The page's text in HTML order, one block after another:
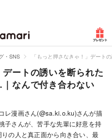
・SNS 「もっと押さなきゃ！」デート
デートの誘いを断られた
なんで付き合わない
レ漫画さん(@sa.ki.o.ku)さんが描
子さんが、苦手な先輩に好意を持
の人と真正面から向き合い、最